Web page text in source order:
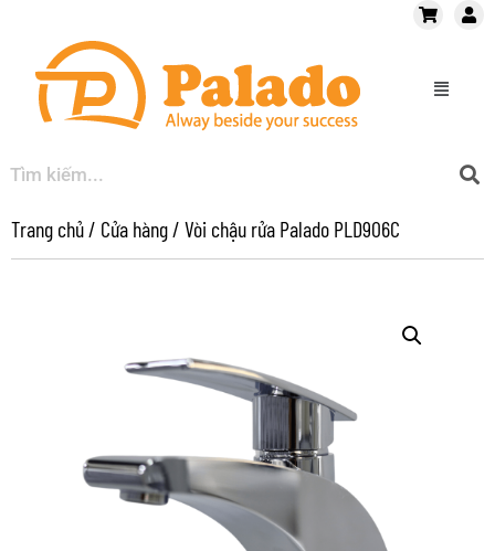
Trang chủ/ Cửa hàng/ Vòi chậu rửa Palado PLD906C